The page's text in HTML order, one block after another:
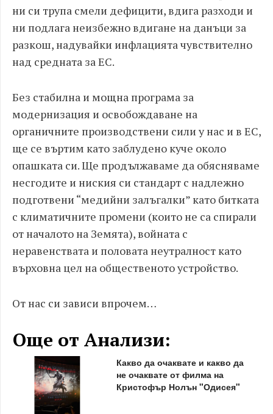
ни си трупа смели дефицити, вдига разходи и
ни подлага неизбежно вдигане на данъци за
разкош, надувайки инфлацията чувствително
над средната за ЕС.
Без стабилна и мощна програма за
модернизация и освобождаване на
органичните производствени сили у нас и в ЕС,
ще се въртим като заблудено куче около
опашката си. Ще продължаваме да обясняваме
несгодите и ниския си стандарт с надлежно
подготвени “медийни залъгалки” като битката
с климатичните промени (които не са спирали
от началото на Земята), войната с
неравенствата и половата неутралност като
върховна цел на общественото устройство.
От нас си зависи впрочем…
Още от Анализи:
Какво да очаквате и какво да
не очаквате от филма на
Кристофър Нолън "Одисея"